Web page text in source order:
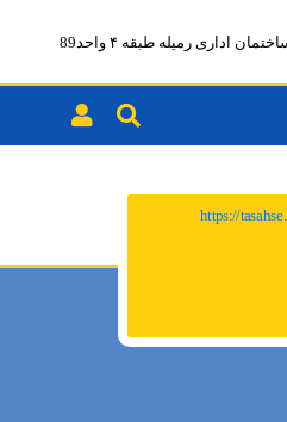
اداری رمیله طبقه ۴ واحد89